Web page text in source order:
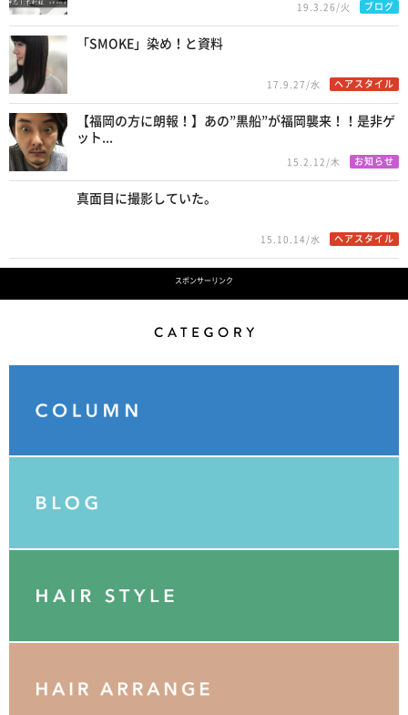
19.3.26/火 ブログ
「SMOKE」染め！と資料
17.9.27/水 ヘアスタイル
【福岡の方に朗報！】あの”黒船”が福岡襲来！！是非ゲ
ット...
15.2.12/木 お知らせ
真面目に撮影していた。
15.10.14/水 ヘアスタイル
スポンサーリンク